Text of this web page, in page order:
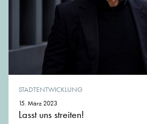
STADTENTWICKLUNG
15. März 2023
Lasst uns streiten!